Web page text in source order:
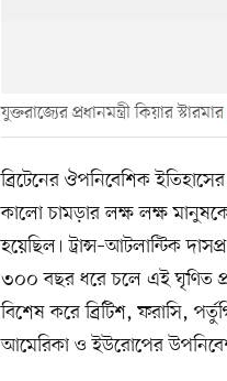
যুক্তরাজ্যের প্রধানমন্ত্রী কিয়ার স্টারমার
ব্রিটেনের ঔপনিবেশিক
কালো চামড়ার লক্ষ লক্ষ
হয়েছিল। ট্রান্স–আটলান্টিক
৩০০ বছর ধরে চলে এই ঘৃণিত
বিশেষ করে ব্রিটিশ, ফরাসি,
আমেরিকা ও ইউরোপের